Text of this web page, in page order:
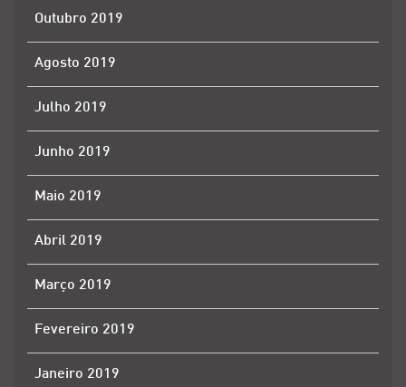
Outubro 2019
Agosto 2019
Julho 2019
Junho 2019
Maio 2019
Abril 2019
Março 2019
Fevereiro 2019
Janeiro 2019